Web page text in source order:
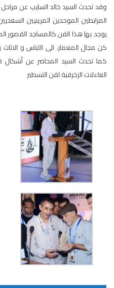
وقد تحدث السيد خالد السايب عن مراحل
المرابطين الموحدين المرينيين
يوجد بها هذا الفن كالمساجد القصور
كن مجال المعمار. الى اللباس و الاثاث
كما تحدث السيد المحاضر عن
العاءلات الزخرفية لفن التسطير